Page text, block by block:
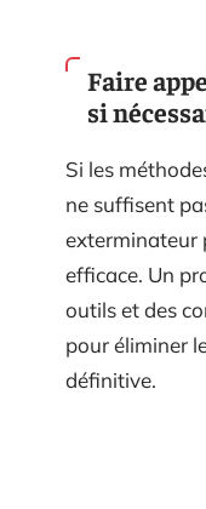
Faire
si
Si les
ne suffisent
exterminateur
efficace. Un
outils et des
pour éliminer
définitive.